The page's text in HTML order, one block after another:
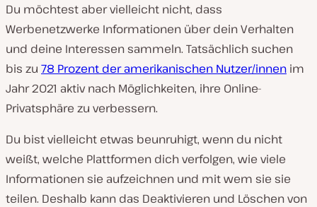
Du möchtest aber vielleicht nicht, dass
Werbenetzwerke Informationen über dein Verhalten
und deine Interessen sammeln. Tatsächlich suchen
bis zu 78 Prozent der amerikanischen Nutzer/innen im
Jahr 2021 aktiv nach Möglichkeiten, ihre Online-
Privatsphäre zu verbessern.
Du bist vielleicht etwas beunruhigt, wenn du nicht
weißt, welche Plattformen dich verfolgen, wie viele
Informationen sie aufzeichnen und mit wem sie sie
teilen. Deshalb kann das Deaktivieren und Löschen von